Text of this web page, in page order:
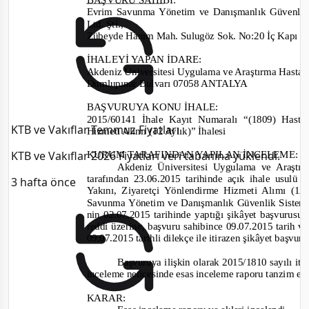
KTB ve Vakıflar Temmuz Fiyatları
KTB ve Vakıflar 2026 Fiyatları veri tabanına yüklendi.
3 hafta önce
Evrim Savunma Yönetim ve Danışmanlık
Ltd. Şti.,
Zübeyde Hanım Mah. Sulugöz Sok. No:20 İç
İHALEYİ YAPAN İDARE:
Akdeniz Üniversitesi Uygulama ve Araştırma
Dumlupınar Bulvarı 07058 ANTALYA
BAŞVURUYA KONU İHALE:
2015/60141İhale Kayıt Numaralı “(1809)
Hizmeti Alımı (12 Aylık)” İhalesi
KURUM TARAFINDAN YAPILAN İNCELEME:
Akdeniz Üniversitesi Uygulama ve
tarafından 23.06.2015 tarihinde açık ihale usulü
Yakını, Ziyaretçi Yönlendirme Hizmeti Alımı
Savunma Yönetim ve Danışmanlık Güvenlik
nin 02.07.2015tarihinde yaptığı şikâyet
reddi üzerine, başvuru sahibince 09.07.2015 tarih
09.07.2015tarihli dilekçe ile itirazen şikâyet
Başvuruya ilişkin olarak 2015/1810 sayılı
inceleme neticesinde esas inceleme raporu tanzim
KARAR: